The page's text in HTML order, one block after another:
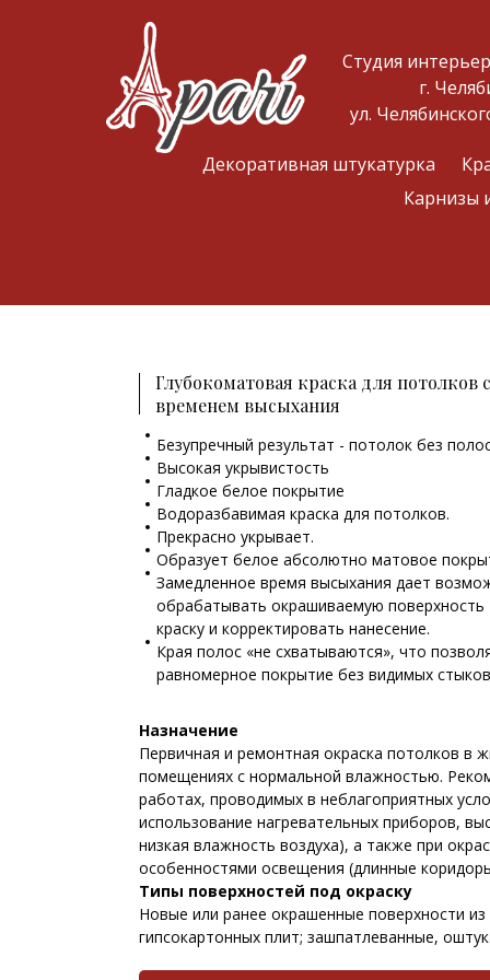
Студия
г.
ул.
Декоративная штукатурка
Карнизы
Глубокоматовая краска для потолков
временем высыхания
Безупречный результат - потолок без
Высокая укрывистость
Гладкое белое покрытие
Водоразбавимая краска для потолков.
Прекрасно укрывает.
Образует белое абсолютно матовое
Замедленное время высыхания дает
обрабатывать окрашиваемую
краску и корректировать нанесение.
Края полос «не схватываются», что
равномерное покрытие без видимых
Назначение
Первичная и ремонтная окраска потолков в
помещениях с нормальной влажностью.
работах, проводимых в неблагоприятных
использование нагревательных приборов,
низкая влажность воздуха), а также при
особенностями освещения (длинные
Типы поверхностей под окраску
Новые или ранее окрашенные поверхности
гипсокартонных плит; зашпатлеванные,